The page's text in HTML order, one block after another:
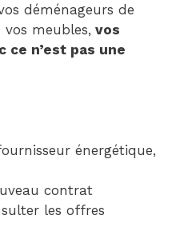
déménageurs de
vos meubles, vos
ce n’est pas une
énergétique,
contrat
les offres